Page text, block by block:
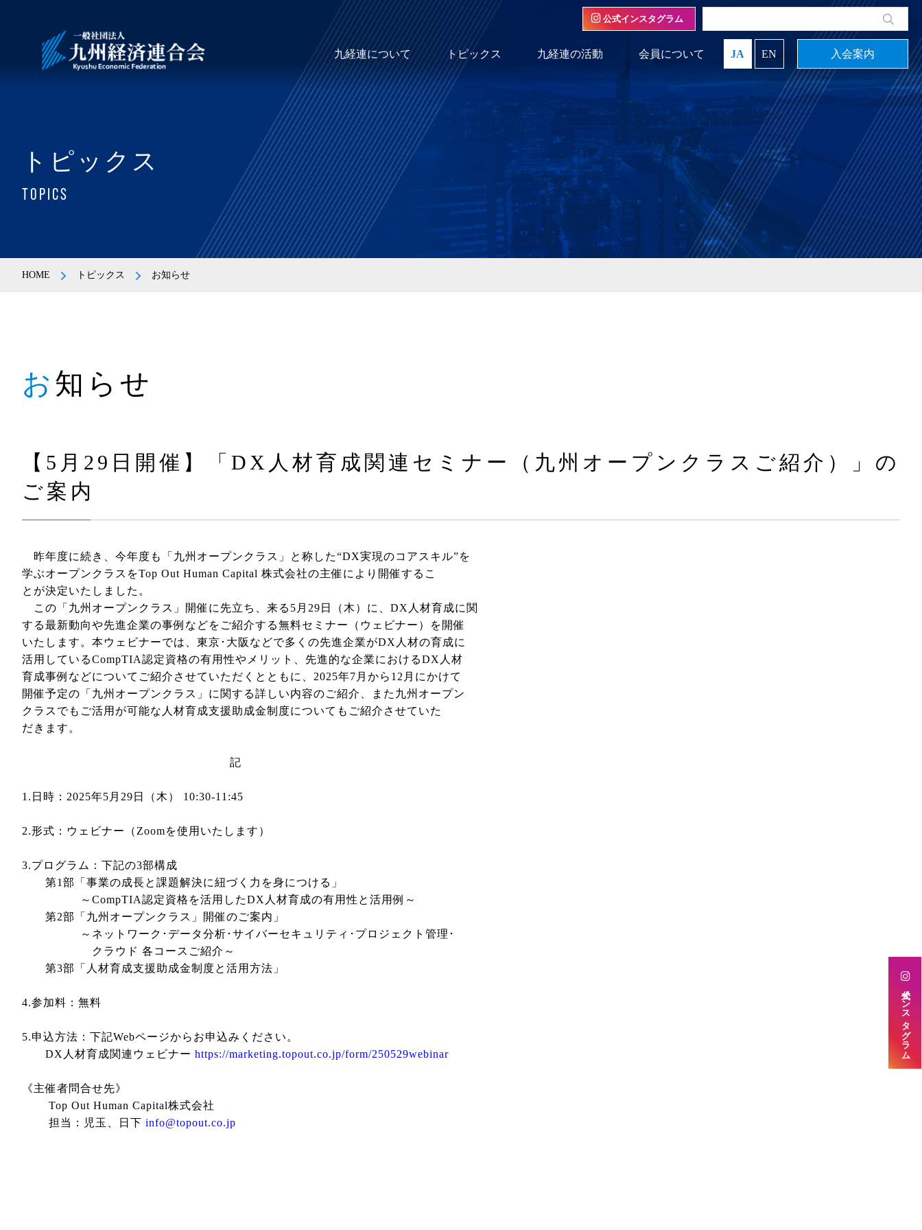
九経連について トピックス 九経連の活動 会員について JA EN 入会案内
公式インスタグラム
トピックス
TOPICS
HOME トピックス お知らせ
お知らせ
【5月29日開催】「DX人材育成関連セミナー（九州オープンクラスご紹介）」の
ご案内
昨年度に続き、今年度も「九州オープンクラス」と称した“DX実現のコアスキル”を
学ぶオープンクラスをTop Out Human Capital 株式会社の主催により開催するこ
とが決定いたしました。
この「九州オープンクラス」開催に先立ち、来る5月29日（木）に、DX人材育成に関
する最新動向や先進企業の事例などをご紹介する無料セミナー（ウェビナー）を開催
いたします。本ウェビナーでは、東京･大阪などで多くの先進企業がDX人材の育成に
活用しているCompTIA認定資格の有用性やメリット、先進的な企業におけるDX人材
育成事例などについてご紹介させていただくとともに、2025年7月から12月にかけて
開催予定の「九州オープンクラス」に関する詳しい内容のご紹介、また九州オープン
クラスでもご活用が可能な人材育成支援助成金制度についてもご紹介させていた
だきます。
記
1.日時：2025年5月29日（木） 10:30-11:45
2.形式：ウェビナー（Zoomを使用いたします）
3.プログラム：下記の3部構成
第1部「事業の成長と課題解決に紐づく力を身につける」
～CompTIA認定資格を活用したDX人材育成の有用性と活用例～
第2部「九州オープンクラス」開催のご案内」
～ネットワーク･データ分析･サイバーセキュリティ･プロジェクト管理･
クラウド 各コースご紹介～
第3部「人材育成支援助成金制度と活用⽅法」
4.参加料：無料
5.申込⽅法：下記Webページからお申込みください。
DX人材育成関連ウェビナー https://marketing.topout.co.jp/form/250529webinar
《主催者問合せ先》
Top Out Human Capital株式会社
担当：児玉、日下 info@topout.co.jp
公式インスタグラム